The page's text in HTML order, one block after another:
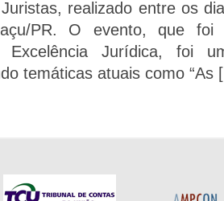
Juristas, realizado entre os
PR. O evento, que foi
Excelência Jurídica, foi
temáticas atuais como